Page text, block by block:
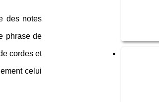
des notes
phrase de
cordes et
celui